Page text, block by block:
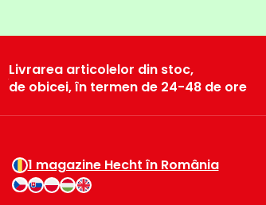
Livrarea articolelor din stoc,
de obicei, în termen de 24-48 de ore
1 magazine Hecht în România